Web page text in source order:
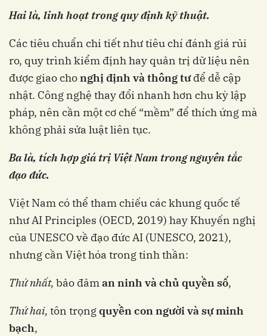
Hai là, linh hoạt trong quy định kỹ thuật.
Các tiêu chuẩn chi tiết như tiêu chí đánh giá rủi
ro, quy trình kiểm định hay quản trị dữ liệu nên
được giao chonghị định và thông tưđể dễ cập
nhật. Công nghệ thay đổi nhanh hơn chu kỳ lập
pháp, nên cần một cơ chế “mềm” để thích ứng mà
không phải sửa luật liên tục.
Ba là, tích hợp giá trị Việt Nam trong nguyên tắc
đạo đức.
Việt Nam có thể tham chiếu các khung quốc tế
như AI Principles (OECD, 2019) hay Khuyến nghị
của UNESCO về đạo đức AI (UNESCO, 2021),
nhưng cần Việt hóa trong tinh thần:
Thứ nhất, bảo đảman ninh và chủ quyền số,
Thứ hai, tôn trọngquyền con người và sự minh
bạch,